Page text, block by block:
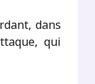
dans
qui